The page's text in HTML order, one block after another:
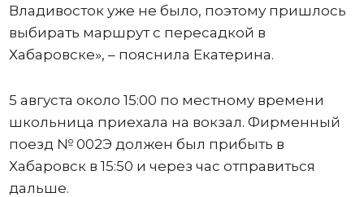
Владивосток уже не было, поэтому пришлось
выбирать маршрут с пересадкой в
Хабаровске», – пояснила Екатерина.
5 августа около 15:00 по местному времени
школьница приехала на вокзал. Фирменный
поезд № 002Э должен был прибыть в
Хабаровск в 15:50 и через час отправиться
дальше.